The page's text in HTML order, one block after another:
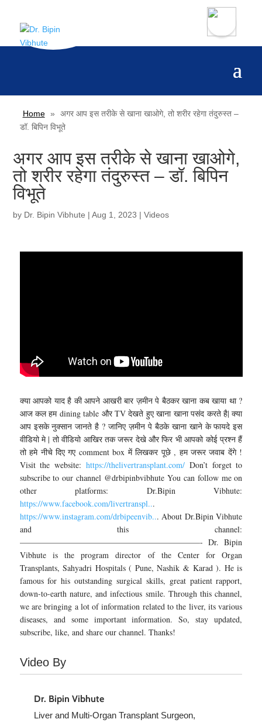
Home »
अगर आप इस तरीके से खाना खाओगे, तो शरीर रहेगा तंदुरुस्त –
डॉ. बिपिन विभूते
अगर आप इस तरीके से खाना खाओगे,
तो शरीर रहेगा तंदुरुस्त – डॉ. बिपिन
विभूते
by Dr. Bipin Vibhute |Aug 1, 2023 |Videos
क्या आपको याद है की आपने आखरी बार ज़मीन पे बैठकर खाना कब खाया था ?
आज कल हम dining table और TV देखते हुए खाना खाना पसंद करते है| क्या
आप इसके नुक्सान जानते है ? जानिए ज़मीन पे बैठके खाना खाने के फायदे इस
वीडियो मे | तो वीडियो आखिर तक जरूर देखे और फिर भी आपको कोई प्रश्न हैं
तो हमे नीचे दिए गए comment box में लिखकर पूछे , हम जरूर जवाब देंगे !
Visit the website: https://thelivertransplant.com/ Don’t forget to
subscribe to our channel @drbipinbvibhute You can follow me on
other platforms: Dr.Bipin Vibhute:
https://www.facebook.com/livertranspl...
https://www.instagram.com/drbipeenvib... About Dr.Bipin Vibhute
and this channel:
——————————————————————- Dr. Bipin
Vibhute is the program director of the Center for Organ
Transplants, Sahyadri Hospitals ( Pune, Nashik & Karad ). He is
famous for his outstanding surgical skills, great patient rapport,
down-to-earth nature, and infectious smile. Through this channel,
we are bringing a lot of information related to the liver, its various
diseases, and some important information. So, stay updated,
subscribe, like, and share our channel. Thanks!
Video By
Dr. Bipin Vibhute
Liver and Multi-Organ Transplant Surgeon,